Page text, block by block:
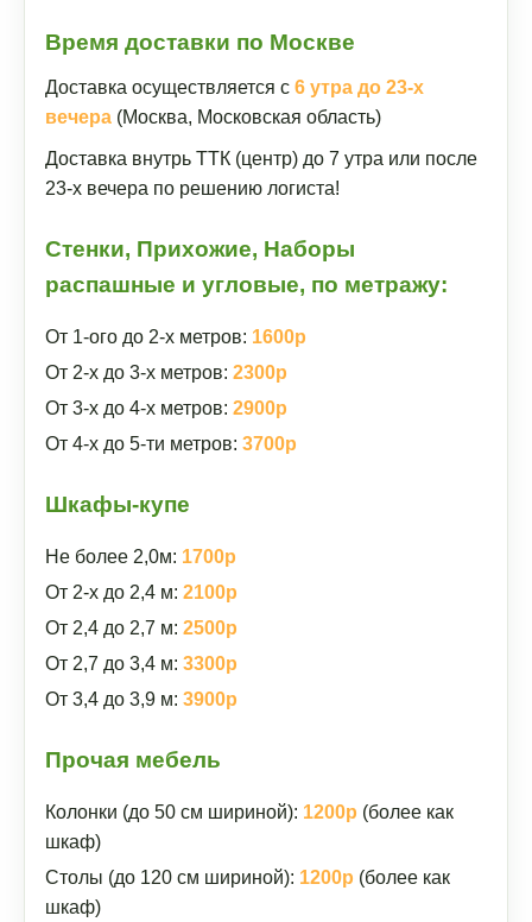
Время доставки по Москве
Доставка осуществляется с 6 утра до 23-х
вечера (Москва, Московская область)
Доставка внутрь ТТК (центр) до 7 утра или после
23-х вечера по решению логиста!
Стенки, Прихожие, Наборы
распашные и угловые, по метражу:
От 1-ого до 2-х метров: 1600р
От 2-х до 3-х метров: 2300р
От 3-х до 4-х метров: 2900р
От 4-х до 5-ти метров: 3700р
Шкафы-купе
Не более 2,0м: 1700р
От 2-х до 2,4 м: 2100р
От 2,4 до 2,7 м: 2500р
От 2,7 до 3,4 м: 3300р
От 3,4 до 3,9 м: 3900р
Прочая мебель
Колонки (до 50 см шириной): 1200р (более как
шкаф)
Столы (до 120 см шириной): 1200р (более как
шкаф)